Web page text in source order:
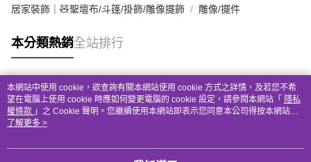
居家裝飾｜🧸聖壇布/斗篷/掛飾/雕像擺飾 雕像/擺件
本分類熱銷全站排行
熱門標籤
本網站中使用 cookie，欲查詢有關本網站使用 cookie 方式之詳情，及若您不希
望在電腦上使用 cookie 時應如何變更電腦的 cookie 設定，請參閱本網站「 隱私
權條款 」之 Cookie 聲明。您繼續使用本網站即表示您同意本公司得按本網站使
用條款之 Cookie 聲明使用 cookie。
了解更多 >